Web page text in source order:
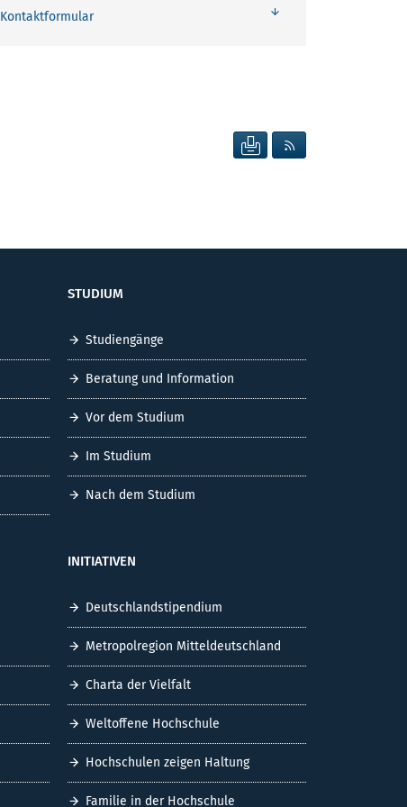
Kontaktformular
SEITE DRUCKEN
STUDIUM
Studiengänge
Beratung und Information
Vor dem Studium
Im Studium
Nach dem Studium
INITIATIVEN
Deutschlandstipendium
Metropolregion Mitteldeutschland
Charta der Vielfalt
Weltoffene Hochschule
Hochschulen zeigen Haltung
Familie in der Hochschule